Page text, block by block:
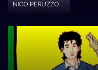
NICO PERUZZO
No Toquen Nada • 30/01/2025